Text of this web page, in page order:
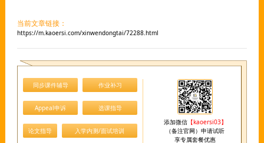
当前文章链接：
https://m.kaoersi.com/xinwendongtai/72288.html
同步课件辅导 作业补习
Appeal申诉 选课指导
论文指导 入学内测/面试培训
添加微信【kaoersi03】
（备注官网）申请试听
享专属套餐优惠